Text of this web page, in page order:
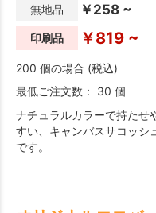
無地品 ￥258 ~
印刷品 ￥819 ~
200 個の場合 (税込)
最低ご注文数： 30 個
ナチュラルカラーで持たせ
すい、キャンバスサコッシ
です。